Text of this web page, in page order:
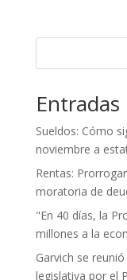
Sueldos: Cómo
noviembre a
Rentas:
moratoria de
"En 40 días, la
millones a la
Garvich se
legislativa por el